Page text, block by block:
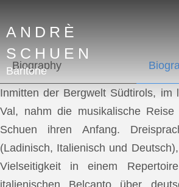
ANDRÈ
SCHUEN
Baritone
Biography
Inmitten der Bergwelt Südtirols, im
Val, nahm die musikalische
Schuen ihren Anfang.
(Ladinisch, Italienisch und
Vielseitigkeit in einem
italienischen Belcanto über